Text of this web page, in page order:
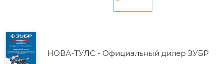
НОВА-ТУЛС - Официальный дилер ЗУБР